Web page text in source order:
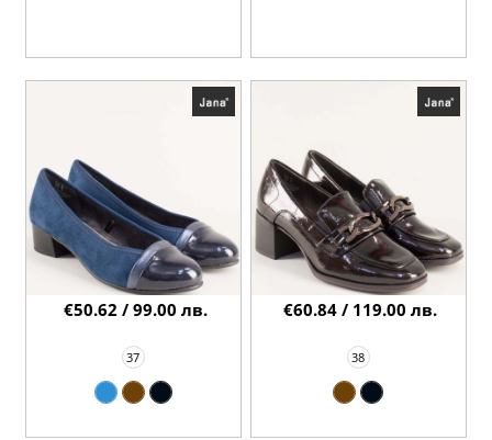
37
€50.62 / 99.00 лв.
38
€60.84 / 119.00 лв.